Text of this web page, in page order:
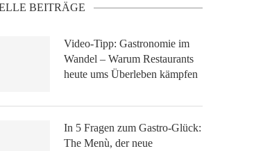
BEITRÄGE
Video-Tipp: Gastronomie im
Wandel – Warum Restaurants
heute ums Überleben kämpfen
In 5 Fragen zum Gastro-Glück:
The Menù, der neue